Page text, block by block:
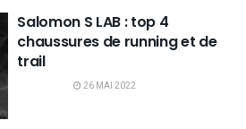
Salomon S LAB : top 4
chaussures de running et de
trail
26 MAI 2022